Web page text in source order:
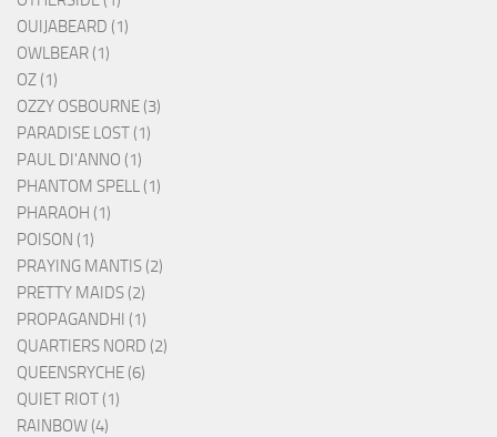
OUIJABEARD (1)
OWLBEAR (1)
OZ (1)
OZZY OSBOURNE (3)
PARADISE LOST (1)
PAUL DI'ANNO (1)
PHANTOM SPELL (1)
PHARAOH (1)
POISON (1)
PRAYING MANTIS (2)
PRETTY MAIDS (2)
PROPAGANDHI (1)
QUARTIERS NORD (2)
QUEENSRYCHE (6)
QUIET RIOT (1)
RAINBOW (4)